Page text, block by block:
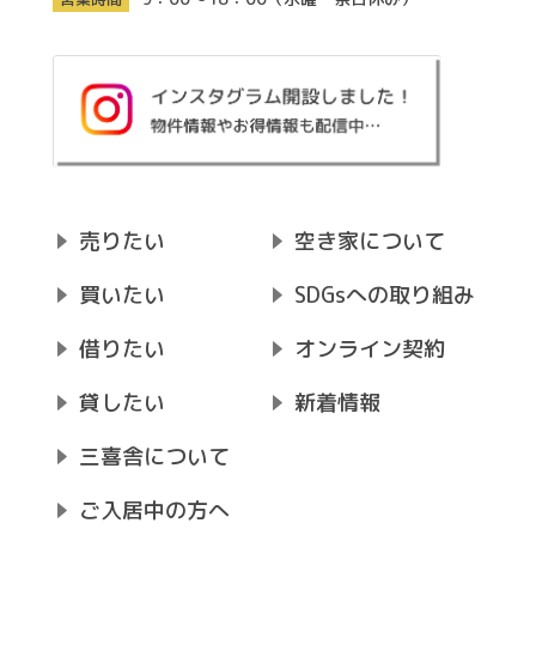
売りたい
買いたい
借りたい
貸したい
三喜舎について
ご入居中の方へ
空き家について
SDGsへの取り組み
オンライン契約
新着情報